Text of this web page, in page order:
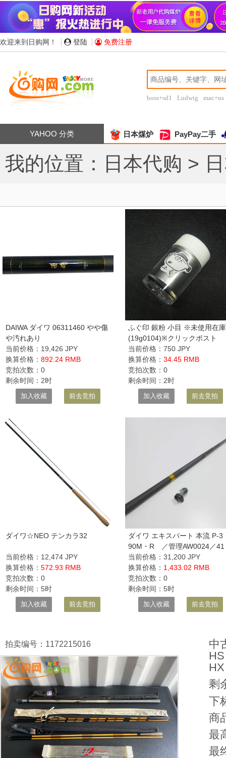
欢迎来到日购网！ 登陆 免费注册
boss+sd1 Ludwig mac+us
YAHOO 分类 日本煤炉 PayPay二手
我的位置： 日本代购 >
DAIWA ダイワ 06311460 やや傷
や汚れあり
当前价格：19,426 JPY
换算价格： 892.24 RMB
竞拍次数：0
剩余时间：2时
加入收藏 前去竞拍
ふぐ印 銀粉 小目 ※未使用在
(19g0104)※クリックポスト
当前价格：750 JPY
换算价格： 34.45 RMB
竞拍次数：0
剩余时间：2时
加入收藏 前去竞拍
ダイワ☆NEO テンカラ32
当前价格：12,474 JPY
换算价格： 572.93 RMB
竞拍次数：0
剩余时间：5时
加入收藏 前去竞拍
ダイワ エキスパート 本流 P-3
90M・R ／管理AW0024／41
当前价格：31,200 JPY
换算价格： 1,433.02 RMB
竞拍次数：0
剩余时间：5时
加入收藏 前去竞拍
拍卖编号：1172215016
中
剩
下
商
最
最